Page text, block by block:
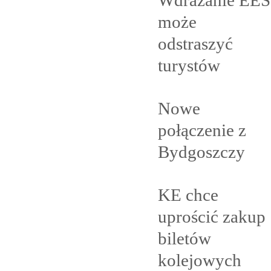
może
odstraszyć
turystów
Nowe
połączenie z
Bydgoszczy
KE chce
uprościć zakup
biletów
kolejowych